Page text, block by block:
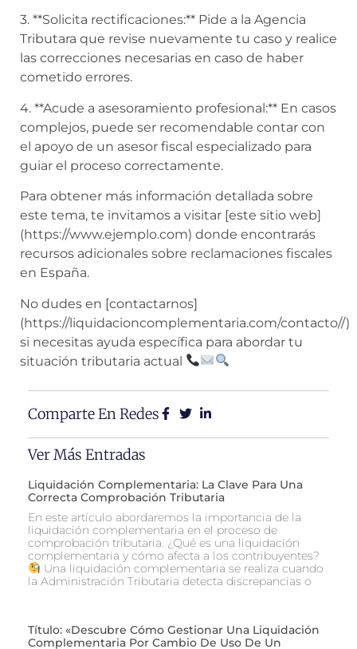
3. **Solicita rectificaciones:** Pide a la Agencia
Tributara que revise nuevamente tu caso y realice
las correcciones necesarias en caso de haber
cometido errores.
4. **Acude a asesoramiento profesional:** En casos
complejos, puede ser recomendable contar con
el apoyo de un asesor fiscal especializado para
guiar el proceso correctamente.
Para obtener más información detallada sobre
este tema, te invitamos a visitar [este sitio web]
(https://www.ejemplo.com) donde encontrarás
recursos adicionales sobre reclamaciones fiscales
en España.
No dudes en [contactarnos]
(https://liquidacioncomplementaria.com/contacto//)
si necesitas ayuda específica para abordar tu
situación tributaria actual
Comparte En Redes
Ver Más Entradas
Liquidación Complementaria: La Clave Para Una
Correcta Comprobación Tributaria
En este artículo abordaremos la importancia de la
liquidación complementaria en el proceso de
comprobación tributaria. ¿Qué es una liquidación
complementaria y cómo afecta a los contribuyentes?
Una liquidación complementaria se realiza cuando
la Administración Tributaria detecta discrepancias o
Título: «Descubre Cómo Gestionar Una Liquidación
Complementaria Por Cambio De Uso De Un